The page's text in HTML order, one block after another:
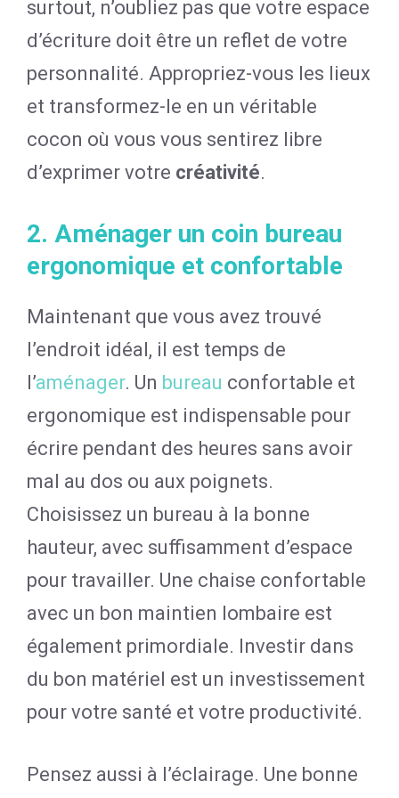
surtout, n’oubliez pas que votre espace
d’écriture doit être un reflet de votre
personnalité. Appropriez-vous les lieux
et transformez-le en un véritable
cocon où vous vous sentirez libre
d’exprimer votre créativité.
2. Aménager un coin bureau
ergonomique et confortable
Maintenant que vous avez trouvé
l’endroit idéal, il est temps de
l’aménager. Un bureau confortable et
ergonomique est indispensable pour
écrire pendant des heures sans avoir
mal au dos ou aux poignets.
Choisissez un bureau à la bonne
hauteur, avec suffisamment d’espace
pour travailler. Une chaise confortable
avec un bon maintien lombaire est
également primordiale. Investir dans
du bon matériel est un investissement
pour votre santé et votre productivité.
Pensez aussi à l’éclairage. Une bonne